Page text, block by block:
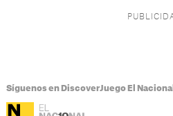
Síguenos en DiscoverJuego El Nacional